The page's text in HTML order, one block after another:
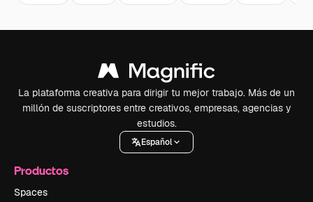
La plataforma creativa para dirigir tu mejor trabajo. Más de un
millón de suscriptores entre creativos, empresas, agencias y
estudios.
Español
Productos
Spaces